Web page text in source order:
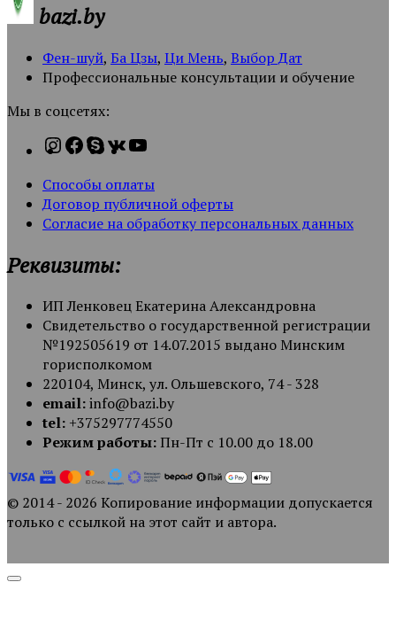
bazi.by
Фен-шуй, Ба Цзы, Ци Мень, Выбор Дат
Профессиональные консультации и обучение
Мы в соцсетях:
Способы оплаты
Договор публичной оферты
Согласие на обработку персональных данных
Реквизиты:
ИП Ленковец Екатерина Александровна
Свидетельство о государственной регистрации
№192505619 от 14.07.2015 выдано Минским
горисполкомом
220104, Минск, ул. Ольшевского, 74 - 328
email:info@bazi.by
tel: +375297774550
Режим работы:Пн-Пт с 10.00 до 18.00
© 2014 - 2026 Копирование информации допускается
только с ссылкой на этот сайт и автора.